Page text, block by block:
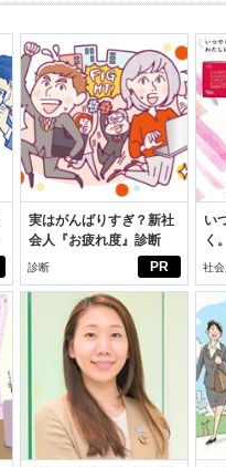
PR
実はがんばりすぎ？新社
会人『お疲れ度』診断
診断
い
く
向
社